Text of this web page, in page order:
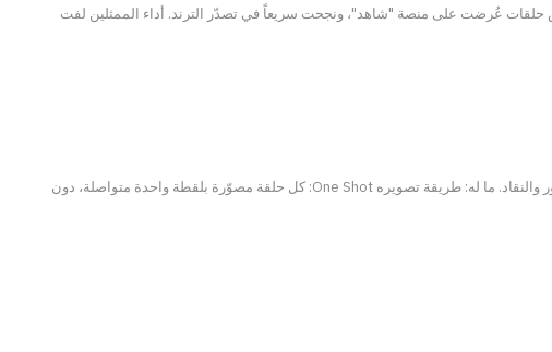
عُرضت على منصة "شاهد"، ونجحت سريعاً في تصدّر الترند. أداء الممثلين لفت
مسلسل Adolescence الجديد على نتفليكس يحقق نجاحاً غير مسبوق، ويثير الكثير من النقاشات بين الجمهور والنقاد. ما له: طريقة تصويره One Shot: كل حلقة مصوّرة بلقطة واحدة متواصلة، دون